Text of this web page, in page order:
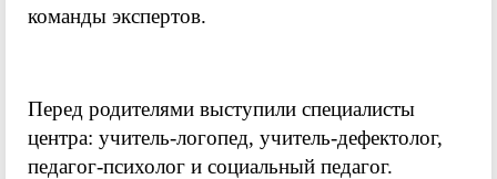
команды экспертов.
Перед родителями выступили специалисты
центра: учитель-логопед, учитель-дефектолог,
педагог-психолог и социальный педагог.